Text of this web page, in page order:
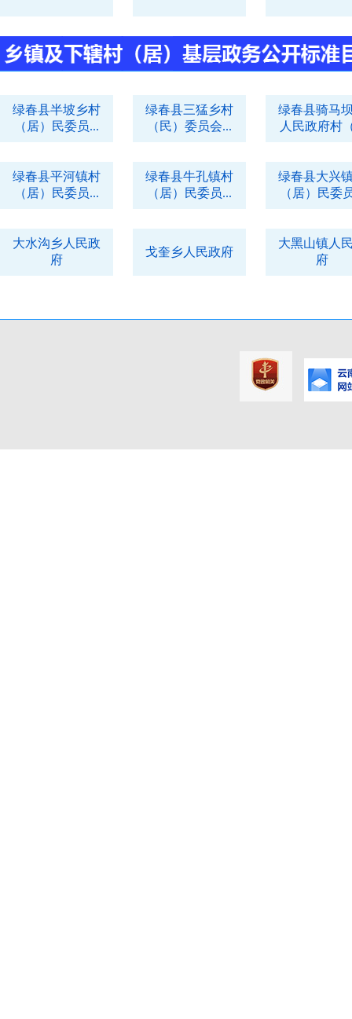
绿春县半坡乡村
（居）民委员...
绿春县三猛乡村
（民）委员会...
绿春县骑马
人民政府村
绿春县平河镇村
（居）民委员...
绿春县牛孔镇村
（居）民委员...
绿春县大兴
（居）民委
大水沟乡人民政
府
戈奎乡人民政府
大黑山镇人
府